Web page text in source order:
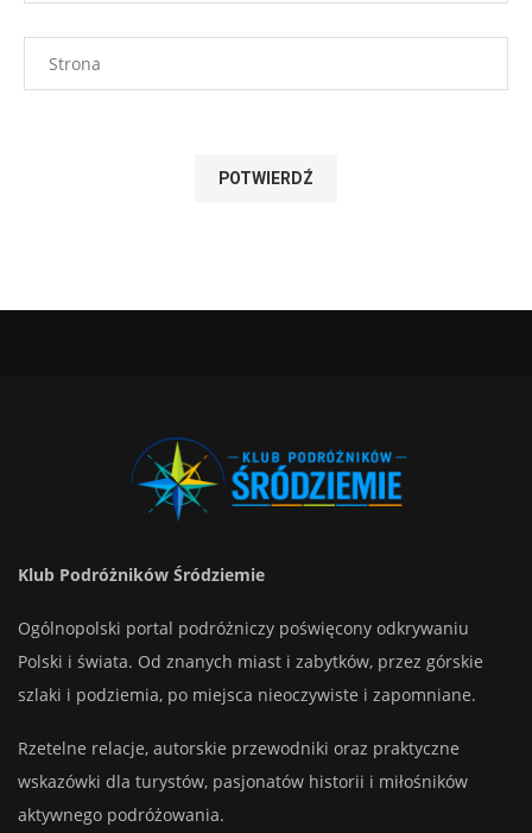
Klub Podróżników Śródziemie
Ogólnopolski portal podróżniczy poświęcony odkrywaniu
Polski i świata. Od znanych miast i zabytków, przez górskie
szlaki i podziemia, po miejsca nieoczywiste i zapomniane.
Rzetelne relacje, autorskie przewodniki oraz praktyczne
wskazówki dla turystów, pasjonatów historii i miłośników
aktywnego podróżowania.